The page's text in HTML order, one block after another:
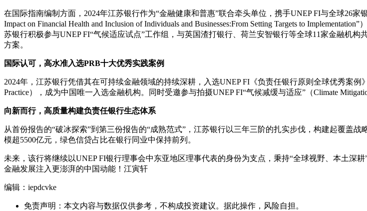
在国际指南编制方面，2024年江苏银行作为“金融健康和普惠”联合牵头单位，携手UNEP FI与全球26
Impact on Financial Health and Inclusion of Individuals and Businesses:From Setting Targets to
苏银行积极参与UNEP FI“气候适应试点”工作组，与英国渣打银行、荷兰安智银行等全球11家金融机
方案。
国际认可，高水准入选PRB十大优秀实践案例
2024年，江苏银行凭借其在可持续金融领域的持续深耕，入选UNEP FI《负责任银行原则全球优秀案例》
Practice），成为中国唯一入选金融机构。同时受邀参与拍摄UNEP FI“气候减缓与适应”（Climate
向新而行，高质量构建负责任银行生态体系
从首份报告的“破冰探索”到第三份报告的“成熟范式”，江苏银行以三年三阶的扎实步伐，构建起覆盖
模超5500亿元，绿色信贷占比在银行同业中保持前列。
未来，该行将继续以UNEP FI银行理事会中东亚地区理事代表的身份为支点，秉持“全球视野、本土深
金融发展注入更澎湃的中国动能！江寅轩
编辑：iepdcvke
免责声明：本文内容与数据仅供参考，不构成投资建议。据此操作，风险自担。